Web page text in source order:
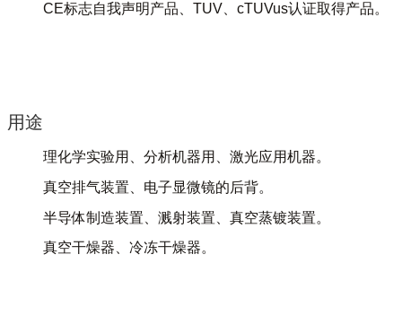
CE标志自我声明产品、TUV、cTUVus认证取得产品。
用途
理化学实验用、分析机器用、激光应用机器。
真空排气装置、电子显微镜的后背。
半导体制造装置、溅射装置、真空蒸镀装置。
真空干燥器、冷冻干燥器。